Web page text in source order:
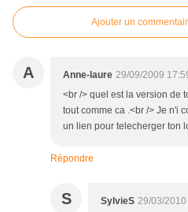
Ajouter un
A Anne-laure 29/09/2009
<br /> quel est la version de
tout comme ca .<br /> Je n'i
un lien pour telecherger ton
Répondre
S SylvieS 29/03/2010